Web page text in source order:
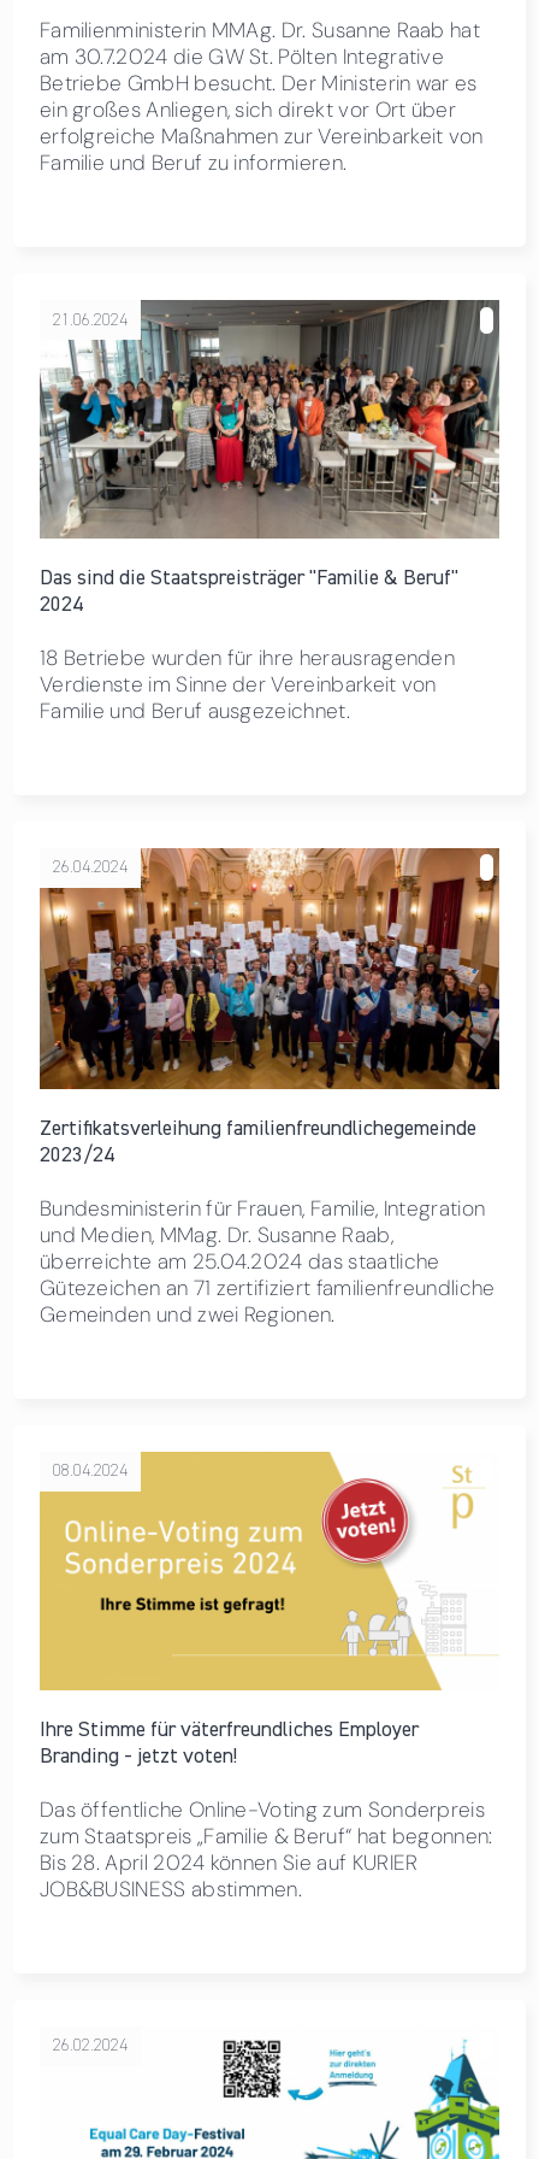
Familienministerin MMAg. Dr. Susanne Raab hat
am 30.7.2024 die GW St. Pölten Integrative
Betriebe GmbH besucht. Der Ministerin war es
ein großes Anliegen, sich direkt vor Ort über
erfolgreiche Maßnahmen zur Vereinbarkeit von
Familie und Beruf zu informieren.
Das sind die Staatspreisträger "Familie & Beruf"
2024
21.06.2024
18 Betriebe wurden für ihre herausragenden
Verdienste im Sinne der Vereinbarkeit von
Familie und Beruf ausgezeichnet.
Zertifikatsverleihung familienfreundlichegemeinde
2023/24
26.04.2024
Bundesministerin für Frauen, Familie, Integration
und Medien, MMag. Dr. Susanne Raab,
überreichte am 25.04.2024 das staatliche
Gütezeichen an 71 zertifiziert familienfreundliche
Gemeinden und zwei Regionen.
Ihre Stimme für väterfreundliches Employer
Branding - jetzt voten!
08.04.2024
Das öffentliche Online-Voting zum Sonderpreis
zum Staatspreis „Familie & Beruf“ hat begonnen:
Bis 28. April 2024 können Sie auf KURIER
JOB&BUSINESS abstimmen.
26.02.2024